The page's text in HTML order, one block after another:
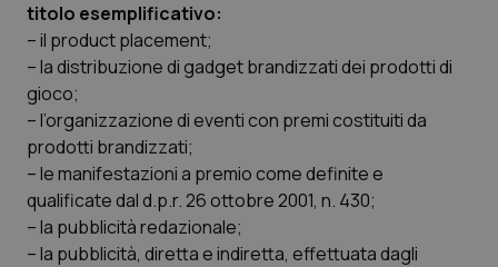
Friuli Venezia Giulia
Lazio
Liguria
Lombardia
Marche
Dermatite Atopica
Diabete & glucometri
Disturbi dell’umore
Dolore
Donna & Salute
titolo esemplificativo:
– il product placement;
– la distribuzione di gadget brandizzati dei prodotti di
gioco;
– l’organizzazione di eventi con premi costituiti da
prodotti brandizzati;
– le manifestazioni a premio come definite e
qualificate dal d.p.r. 26 ottobre 2001, n. 430;
– la pubblicità redazionale;
– la pubblicità, diretta e indiretta, effettuata dagli